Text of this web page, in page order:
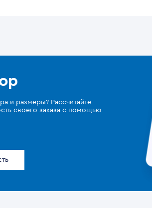
и размеры? Рассчитайте
своего заказа с помощью